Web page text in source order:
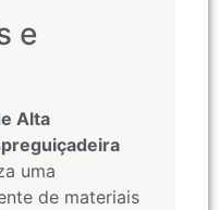
e
Alta
uma
de materiais